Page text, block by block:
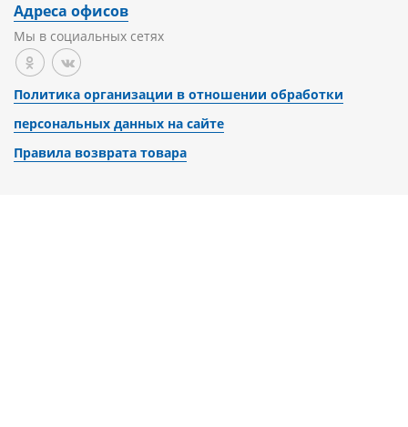
Адреса офисов
Мы в социальных сетях
Политика организации в отношении обработки
персональных данных на сайте
Правила возврата товара